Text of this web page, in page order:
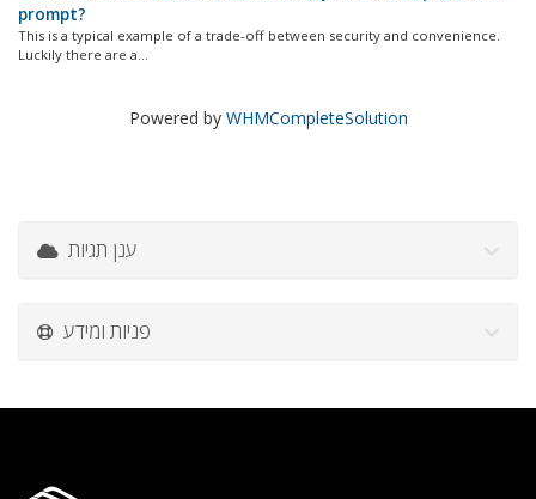
prompt?
This is a typical example of a trade-off between security and convenience.
Luckily there are a...
Powered by WHMCompleteSolution
ענן תגיות
פניות ומידע